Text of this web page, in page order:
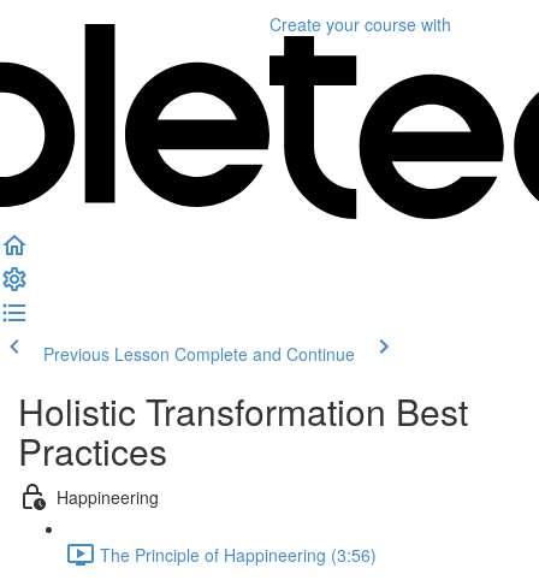
Create your course with
Previous Lesson Complete and Continue
Holistic Transformation Best
Practices
Happineering
The Principle of Happineering (3:56)